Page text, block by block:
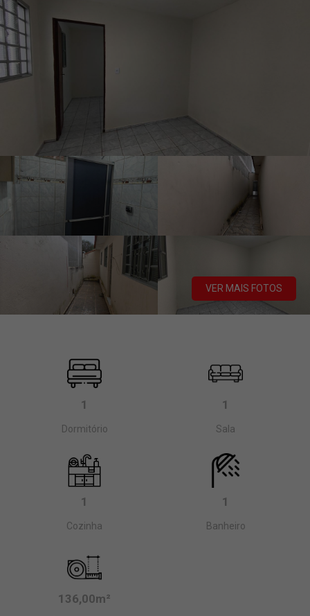
VER MAIS FOTOS
1
Dormitório
1
Sala
1
Cozinha
1
Banheiro
136,00m²